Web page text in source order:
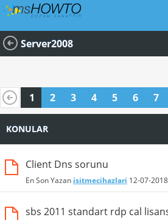
Server2008
1 2 3 4 5 6 7
KONULAR
Client Dns sorunu
En Son Yazan isitmecihazlari 12-07-2018
sbs 2011 standart rdp cal